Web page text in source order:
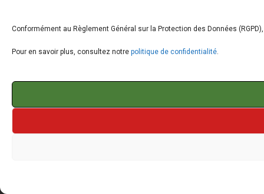
Conformément au Règlement Général sur la Protection des Données
Pour en savoir plus, consultez notre politique de confidentialité.